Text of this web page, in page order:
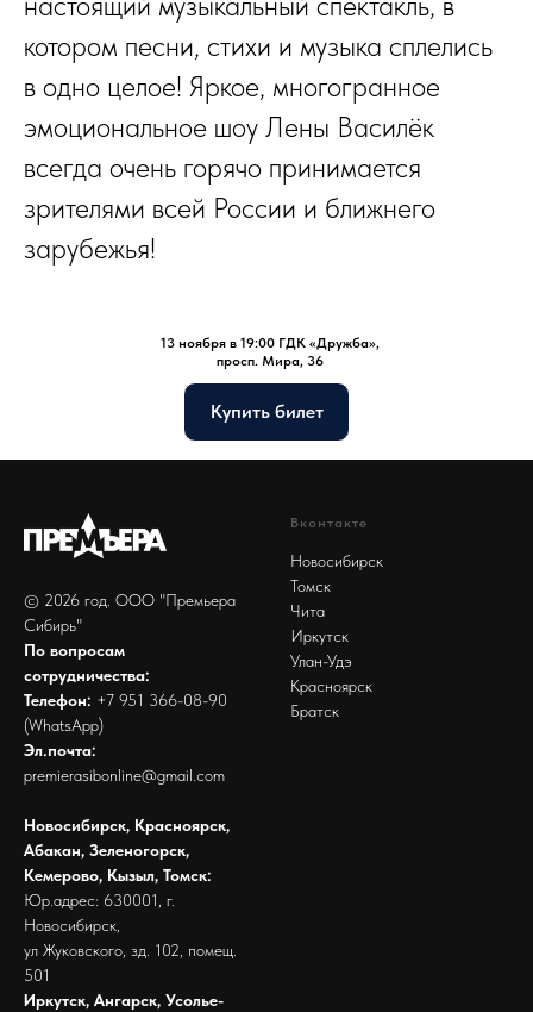
котором песни, стихи и музыка сплелись
в одно целое! Яркое, многогранное
эмоциональное шоу Лены Василёк
всегда очень горячо принимается
зрителями всей России и ближнего
зарубежья!
Купить билет
13 ноября в 19:00 ГДК «Дружба»,
просп. Мира, 36
© 2026 год. ООО "Премьера
Сибирь"
По вопросам
сотрудничества:
Телефон: +7 951 366-08-90
(WhatsApp)
Эл.почта:
premierasibonline@gmail.com
Новосибирск, Красноярск,
Абакан, Зеленогорск,
Кемерово, Кызыл, Томск:
Юр.адрес: 630001, г.
Новосибирск,
ул Жуковского, зд. 102, помещ.
501
Иркутск, Ангарск, Усолье-
Вконтакте
Новосибирск
Томск
Чита
Иркутск
Улан-Удэ
Красноярск
Братск